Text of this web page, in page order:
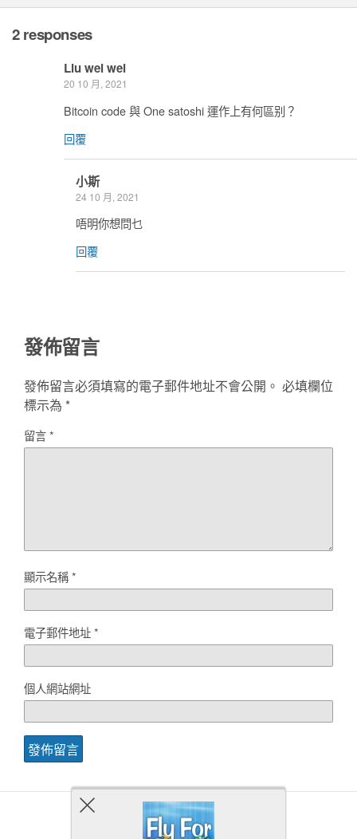
2 responses
Liu wei wei
20 10 月, 2021
Bitcoin code 與 One satoshi 運作上有何區别？
回覆
小斯
24 10 月, 2021
唔明你想問乜
回覆
發佈留言
發佈留言必須填寫的電子郵件地址不會公開。 必填欄位
標示為 *
留言*
顯示名稱*
電子郵件地址*
個人網站網址